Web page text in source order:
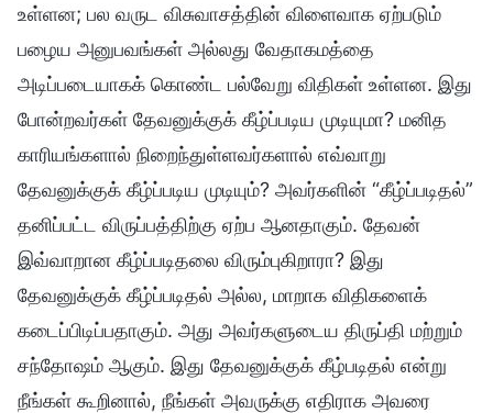
உள்ளன; பல வருட விசுவாசத்தின் விளைவாக ஏற்படும்
பழைய அனுபவங்கள் அல்லது வேதாகமத்தை
அடிப்படையாகக் கொண்ட பல்வேறு விதிகள் உள்ளன. இது
போன்றவர்கள் தேவனுக்குக் கீழ்ப்படிய முடியுமா? மனித
காரியங்களால் நிறைந்துள்ளவர்களால் எவ்வாறு
தேவனுக்குக் கீழ்ப்படிய முடியும்? அவர்களின் “கீழ்ப்படிதல்”
தனிப்பட்ட விருப்பத்திற்கு ஏற்ப ஆனதாகும். தேவன்
இவ்வாறான கீழ்ப்படிதலை விரும்புகிறாரா? இது
தேவனுக்குக் கீழ்ப்படிதல் அல்ல, மாறாக விதிகளைக்
கடைப்பிடிப்பதாகும். அது அவர்களுடைய திருப்தி மற்றும்
சந்தோஷம் ஆகும். இது தேவனுக்குக் கீழ்படிதல் என்று
நீங்கள் கூறினால், நீங்கள் அவருக்கு எதிராக அவரை